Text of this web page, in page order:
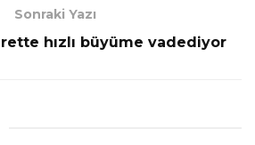
Sonraki Yazı
hızlı büyüme vadediyor